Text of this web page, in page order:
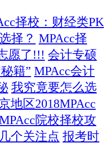
择校：财经类PK
择？ MPAcc择
愿了!!! 会计专硕
籍” MPAcc会计
我究竟要怎么选
地区2018MPAcc
院校择校攻
个关注点 报考时